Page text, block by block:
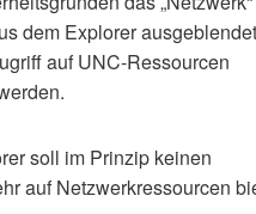
dem Explorer ausgeblendet
auf UNC-Ressourcen
soll im Prinzip keinen
auf Netzwerkressourcen